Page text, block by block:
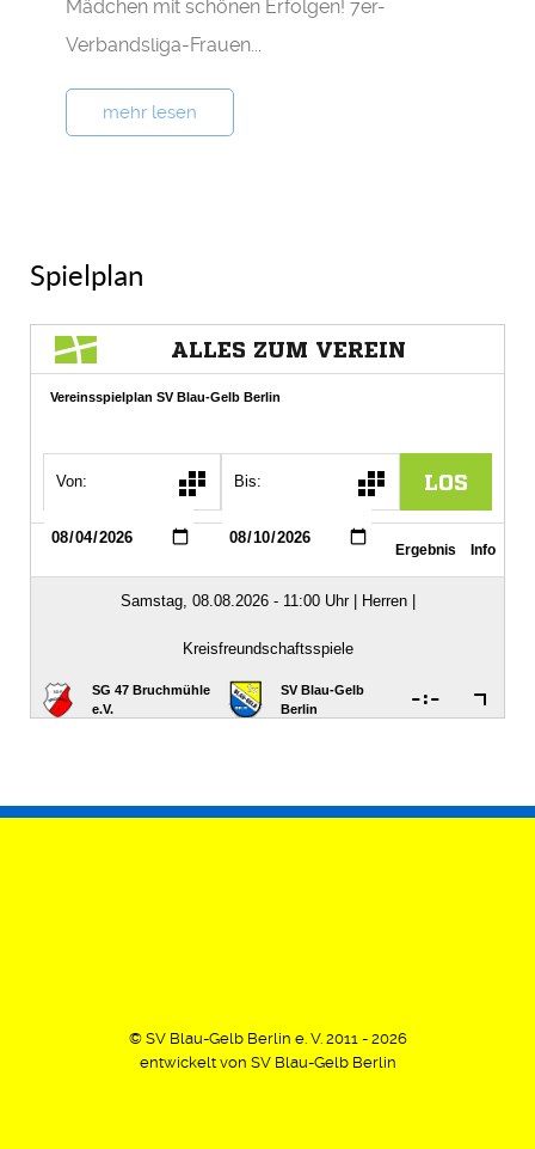
Mädchen mit schönen Erfolgen! 7er-
Verbandsliga-Frauen...
mehr lesen
Spielplan
© SV Blau-Gelb Berlin e. V. 2011 - 2026
entwickelt von SV Blau-Gelb Berlin